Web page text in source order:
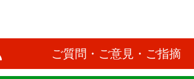
ご質問・ご意見・ご指摘